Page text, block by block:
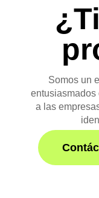
Somos un
entusiasmados
a las